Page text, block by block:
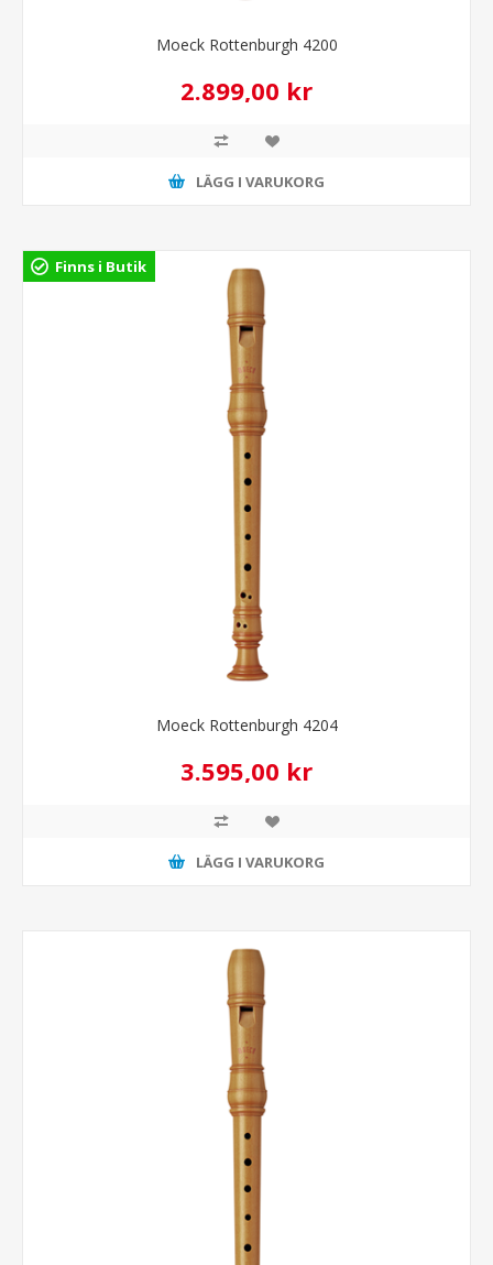
Moeck Rottenburgh 4200
2.899,00 kr
LÄGG I VARUKORG
Finns i Butik
Moeck Rottenburgh 4204
3.595,00 kr
LÄGG I VARUKORG